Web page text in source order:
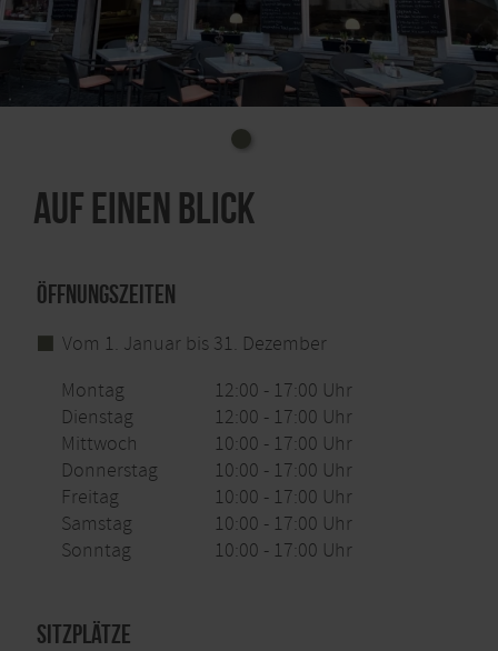
Auf einen Blick
Öffnungszeiten
Vom 1. Januar bis 31. Dezember
Montag
12:00 - 17:00 Uhr
Dienstag
12:00 - 17:00 Uhr
Mittwoch
10:00 - 17:00 Uhr
Donnerstag
10:00 - 17:00 Uhr
Freitag
10:00 - 17:00 Uhr
Samstag
10:00 - 17:00 Uhr
Sonntag
10:00 - 17:00 Uhr
Sitzplätze